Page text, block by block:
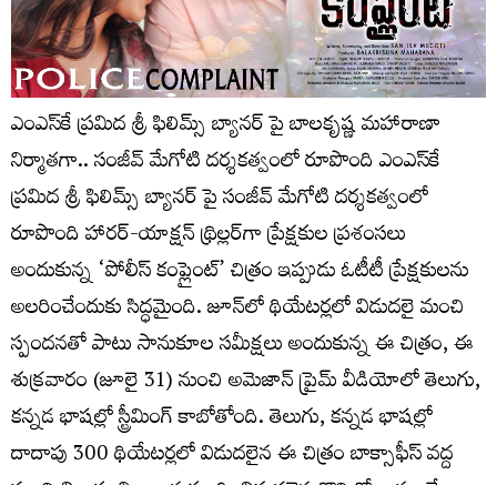
ఎంఎస్‌కే ప్రమిద శ్రీ ఫిలిమ్స్ బ్యానర్ పై బాలకృష్ణ మహారాణా
నిర్మాతగా.. సంజీవ్ మేగోటి దర్శకత్వంలో రూపొంది ఎంఎస్‌కే
ప్రమిద శ్రీ ఫిలిమ్స్ బ్యానర్ పై సంజీవ్ మేగోటి దర్శకత్వంలో
రూపొంది హారర్-యాక్షన్ థ్రిల్లర్‌గా ప్రేక్షకుల ప్రశంసలు
అందుకున్న ‘పోలీస్ కంప్లైంట్’ చిత్రం ఇప్పుడు ఓటీటీ ప్రేక్షకులను
అలరించేందుకు సిద్ధమైంది. జూన్‌లో థియేటర్లలో విడుదలై మంచి
స్పందనతో పాటు సానుకూల సమీక్షలు అందుకున్న ఈ చిత్రం, ఈ
శుక్ర‌వారం (జూలై 31) నుంచి అమెజాన్ ప్రైమ్ వీడియోలో తెలుగు,
కన్నడ భాషల్లో స్ట్రీమింగ్ కాబోతోంది. తెలుగు, కన్నడ భాష‌ల్లో
దాదాపు 300 థియేటర్లలో విడుదలైన ఈ చిత్రం బాక్సాఫీస్ వద్ద